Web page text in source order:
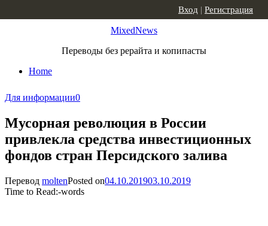
MixedNews
Переводы без рерайта и копипасты
Home
Вход | Регистрация
Для информации0
Мусорная революция в России
привлекла средства инвестиционных
фондов стран Персидского залива
Перевод moltenPosted on04.10.201903.10.2019
Time to Read:-words